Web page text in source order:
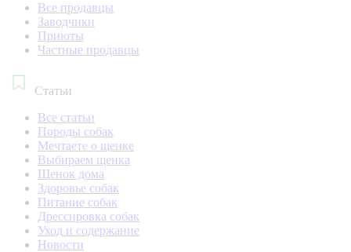
Все продавцы
Заводчики
Приюты
Частные продавцы
Статьи
Все статьи
Породы собак
Мечтаете о щенке
Выбираем щенка
Щенок дома
Здоровье собак
Питание собак
Дрессировка собак
Уход и содержание
Новости